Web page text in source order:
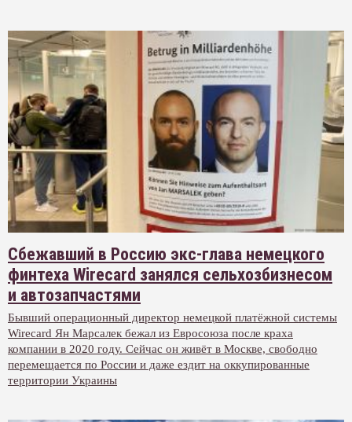
Сбежавший в Россию экс-глава немецкого
финтеха Wirecard занялся сельхозбизнесом
и автозапчастями
Бывший операционный директор немецкой платёжной системы
Wirecard Ян Марсалек бежал из Евросоюза после краха
компании в 2020 году. Сейчас он живёт в Москве, свободно
перемещается по России и даже ездит на оккупированные
территории Украины